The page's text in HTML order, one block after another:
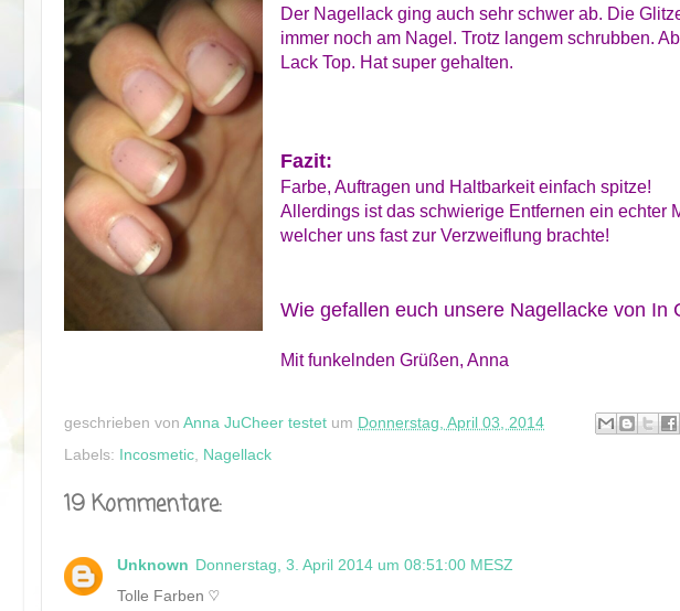
Der Nagellack ging auch sehr schwer ab. Die
immer noch am Nagel. Trotz langem schrubben.
Lack Top. Hat super gehalten.
Fazit:
Farbe, Auftragen und Haltbarkeit einfach spitze!
Allerdings ist das schwierige Entfernen ein echter
welcher uns fast zur Verzweiflung brachte!
Wie gefallen euch unsere Nagellacke von In
Mit funkelnden Grüßen, Anna
geschrieben von Anna JuCheer testet um Donnerstag, April 03, 2014
Labels: Incosmetic Nagellack
19 Kommentare:
Unknown Donnerstag, 3. April 2014 um 08:51:00 MESZ
Tolle Farben ♡